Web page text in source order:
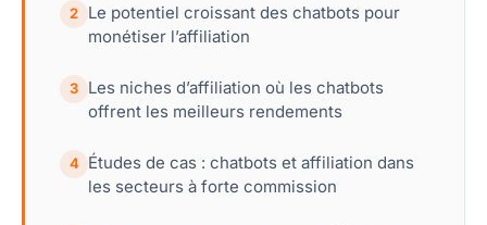
2
Le potentiel croissant des chatbots pour
monétiser l’affiliation
3
Les niches d’affiliation où les chatbots
offrent les meilleurs rendements
4 Études de cas : chatbots et affiliation dans
les secteurs à forte commission